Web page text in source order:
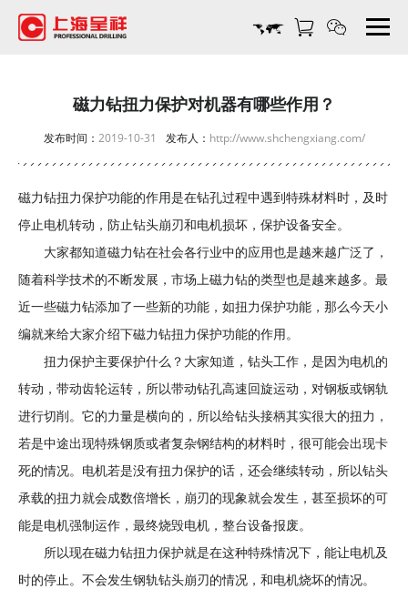
用？-
磁力钻扭力保护对机器有哪些作用？
发布时间： 2019-10-31 发布人： http://www.shchengxiang.com/
磁力钻扭力保护功能的作用是在钻孔过程中遇到特殊材料时，及时
停止电机转动，防止钻头崩刃和电机损坏，保护设备安全。
大家都知道磁力钻在社会各行业中的应用也是越来越广泛了，
随着科学技术的不断发展，市场上磁力钻的类型也是越来越多。最
近一些磁力钻添加了一些新的功能，如扭力保护功能，那么今天小
编就来给大家介绍下磁力钻扭力保护功能的作用。
扭力保护主要保护什么？大家知道，钻头工作，是因为电机的
转动，带动齿轮运转，所以带动钻孔高速回旋运动，对钢板或钢轨
进行切削。它的力量是横向的，所以给钻头接柄其实很大的扭力，
若是中途出现特殊钢质或者复杂钢结构的材料时，很可能会出现卡
死的情况。电机若是没有扭力保护的话，还会继续转动，所以钻头
承载的扭力就会成数倍增长，崩刃的现象就会发生，甚至损坏的可
能是电机强制运作，最终烧毁电机，整台设备报废。
所以现在磁力钻扭力保护就是在这种特殊情况下，能让电机及
时的停止。不会发生钢轨钻头崩刃的情况，和电机烧坏的情况。